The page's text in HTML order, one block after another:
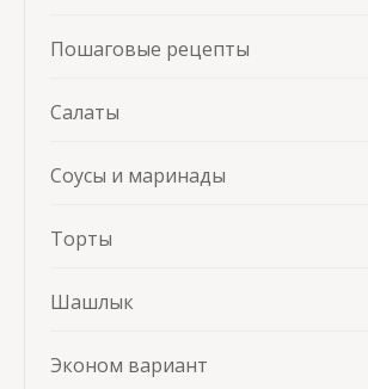
Пошаговые рецепты
Салаты
Соусы и маринады
Торты
Шашлык
Эконом вариант